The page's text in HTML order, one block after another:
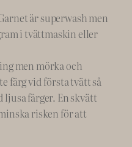
är superwash men
i tvättmaskin eller
men mörka och
färg vid första tvätt så
ljusa färger. En skvätt
risken för att